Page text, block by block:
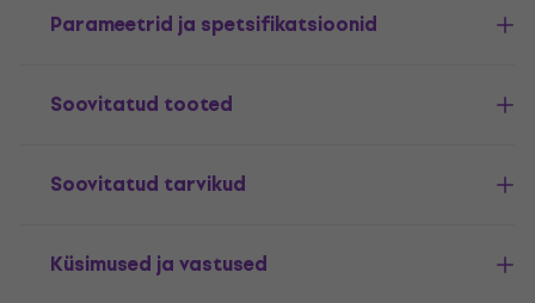
Parameetrid ja spetsifikatsioonid
Soovitatud tooted
Soovitatud tarvikud
Küsimused ja vastused